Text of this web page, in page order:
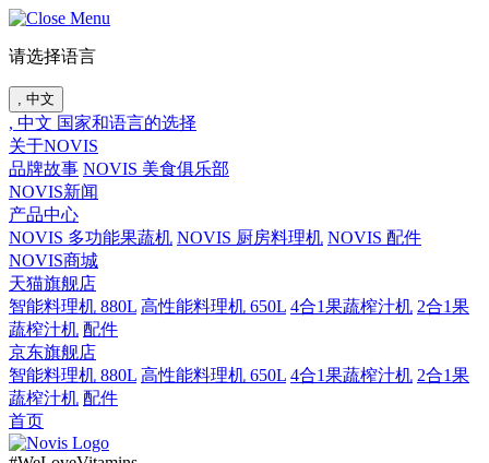
请选择语言
, 中文
, 中文 国家和语言的选择
关于NOVIS
品牌故事 NOVIS 美食俱乐部
NOVIS新闻
产品中心
NOVIS 多功能果蔬机 NOVIS 厨房料理机 NOVIS 配件
NOVIS商城
天猫旗舰店
智能料理机 880L 高性能料理机 650L 4合1果蔬榨汁机 2合1果
蔬榨汁机 配件
京东旗舰店
智能料理机 880L 高性能料理机 650L 4合1果蔬榨汁机 2合1果
蔬榨汁机 配件
首页